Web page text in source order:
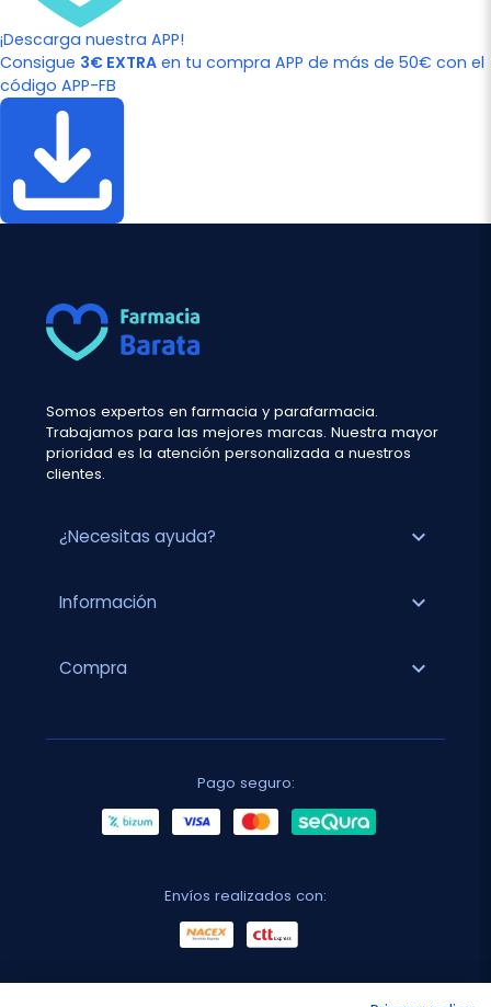
¡Descarga nuestra APP!
Consigue 3€ EXTRA en tu compra APP de más de 50€ con el
código APP-FB
Somos expertos en farmacia y parafarmacia.
Trabajamos para las mejores marcas. Nuestra mayor
prioridad es la atención personalizada a nuestros
clientes.
¿Necesitas ayuda? expand_more
Información expand_more
Compra expand_more
Pago seguro:
Envíos realizados con: